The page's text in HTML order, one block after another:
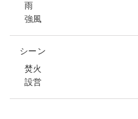
雨
強風
シーン
焚火
設営